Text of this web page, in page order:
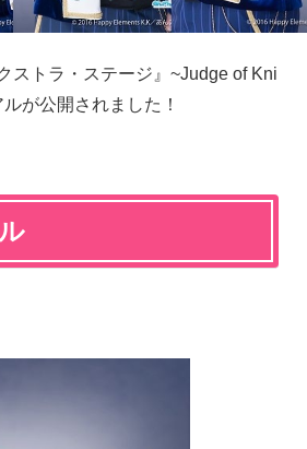
ストラ・ステージ』~Judge of Kni
が公開されました！